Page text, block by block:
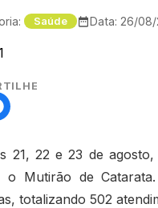
Saúde Data: 26/08/
21, 22 e 23 de
o Mutirão de
totalizando 502